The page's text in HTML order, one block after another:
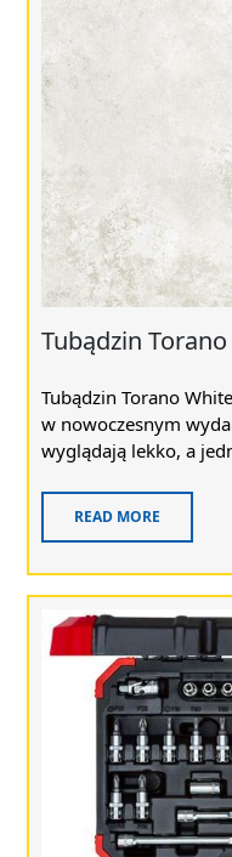
Tubądzin
Tubądzin Torano
w nowoczesnym
wyglądają lekko, a
READ MORE